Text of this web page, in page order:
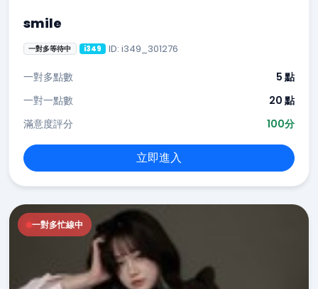
smile
一對多等待中 i349 ID: i349_301276
一對多點數
5 點
一對一點數
20 點
滿意度評分
100分
立即進入
一對多忙線中